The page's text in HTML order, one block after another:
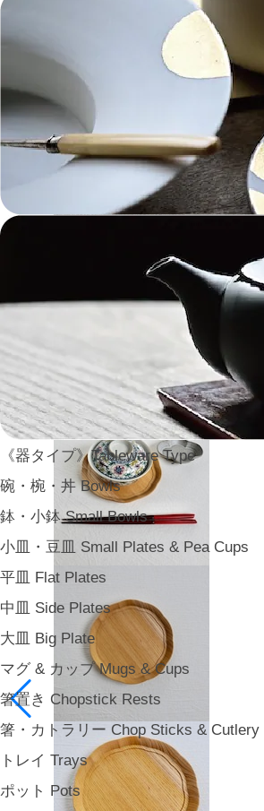
《器タイプ》Tableware Type
碗・椀・丼 Bowls
鉢・小鉢 Small Bowls
小皿・豆皿 Small Plates & Pea Cups
平皿 Flat Plates
中皿 Side Plates
大皿 Big Plate
マグ & カップ Mugs & Cups
箸置き Chopstick Rests
箸・カトラリー Chop Sticks & Cutlery
トレイ Trays
ポット Pots